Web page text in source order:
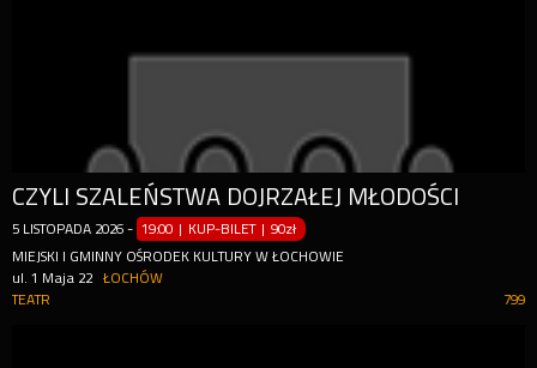
CZYLI SZALEŃSTWA DOJRZAŁEJ MŁODOŚCI
5 LISTOPADA 2026 - 19:00 | KUP-BILET |90zł
MIEJSKI I GMINNY OŚRODEK KULTURY W ŁOCHOWIE
ul. 1 Maja 22
ŁOCHÓW
799
TEATR